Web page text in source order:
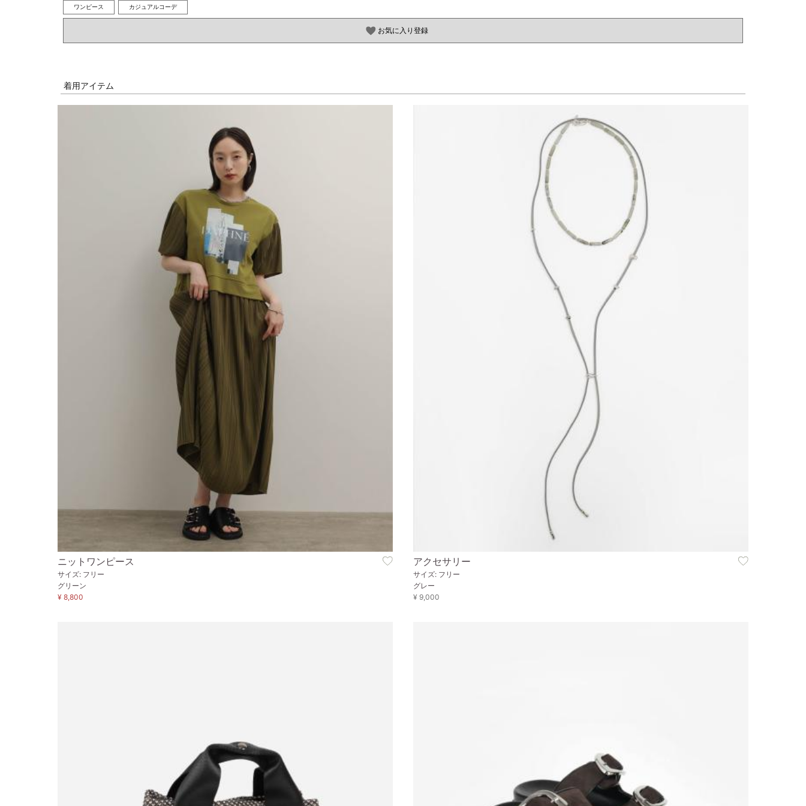
ワンピース カジュアルコーデ
お気に入り登録
着用アイテム
ニットワンピース
サイズ: フリー
グリーン
¥ 8,800
アクセサリー
サイズ: フリー
グレー
¥ 9,000